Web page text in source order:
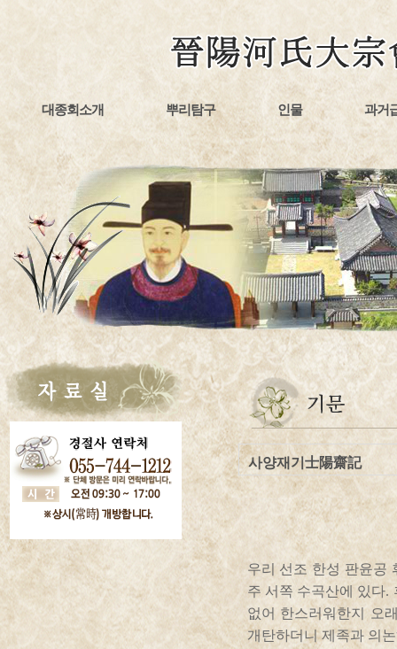
대종회소개 뿌리탐구 인물 과거
사양재기士陽齋記
우리 선조 한성 판윤공
주 서쪽 수곡산에 있다.
없어 한스러워한지 오
개탄하더니 제족과 의